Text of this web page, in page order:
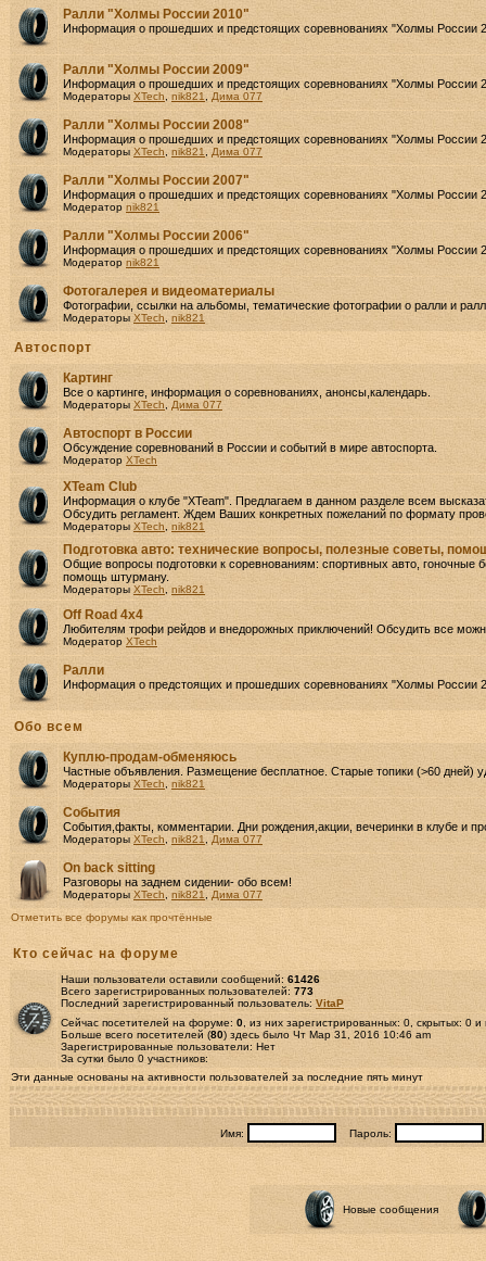
Ралли "Холмы России 2010"
Информация о прошедших и предстоящих соревнованиях "Холмы России
Ралли "Холмы России 2009"
Информация о прошедших и предстоящих соревнованиях "Холмы России
Модераторы XTech nik821 Дима 077
Ралли "Холмы России 2008"
Информация о прошедших и предстоящих соревнованиях "Холмы России
Модераторы XTech nik821 Дима 077
Ралли "Холмы России 2007"
Информация о прошедших и предстоящих соревнованиях "Холмы России
Модератор nik821
Ралли "Холмы России 2006"
Информация о прошедших и предстоящих соревнованиях "Холмы России
Модератор nik821
Фотогалерея и видеоматериалы
Фотографии, ссылки на альбомы, тематические фотографии о ралли и
Модераторы XTech nik821
Автоспорт
Картинг
Все о картинге, информация о соревнованиях, анонсы,календарь.
Модераторы XTech Дима 077
Автоспорт в России
Обсуждение соревнований в России и событий в мире автоспорта.
Модератор XTech
XTeam Club
Информация о клубе "XTeam". Предлагаем в данном разделе всем
Обсудить регламент. Ждем Ваших конкретных пожеланий по формату
Модераторы XTech nik821
Подготовка авто: технические вопросы, полезные советы,
Общие вопросы подготовки к соревнованиям: спортивных авто, гоночные
помощь штурману.
Модераторы XTech nik821
Off Road 4х4
Любителям трофи рейдов и внедорожных приключений! Обсудить все
Модератор XTech
Ралли
Информация о предстоящих и прошедших соревнованиях "Холмы России
Oбо всем
Куплю-продам-обменяюсь
Частные объявления. Размещение бесплатное. Старые топики (>60 дней)
Модераторы XTech nik821
События
События,факты, комментарии. Дни рождения,акции, вечеринки в клубе и
Модераторы XTech nik821 Дима 077
Оn back sitting
Разговоры на заднем сидении- обо всем!
Модераторы XTech nik821
Дима 077
Отметить все форумы как прочтённые
Кто сейчас на форуме
Наши пользователи оставили сообщений: 61426
Всего зарегистрированных пользователей: 773
Последний зарегистрированный пользователь: VitaP
Сейчас посетителей на форуме: 0 , из них зарегистрированных: 0, скрытых: 0
Больше всего посетителей (80) здесь было Чт Мар 31, 2016 10:46 am
Зарегистрированные пользователи: Нет
За сутки было 0 участников:
Эти данные основаны на активности пользователей за последние пять минут
Имя: Пароль:
Новые сообщения